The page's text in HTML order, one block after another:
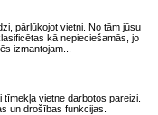
pārlūkojot vietni. No tām jūsu
kā nepieciešamās, jo
izmantojam
vietne darbotos pareizi.
un drošības funkcijas.